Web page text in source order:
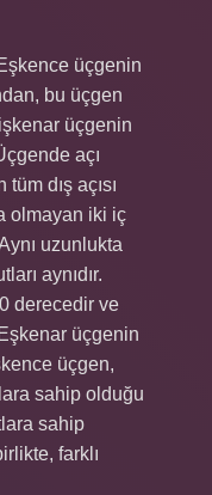
üçgenin
bu üçgen
üçgenin
açı
dış açısı
olmayan iki iç
uzunlukta
aynıdır.
derecedir ve
üçgenin
üçgen,
sahip olduğu
sahip
farklı